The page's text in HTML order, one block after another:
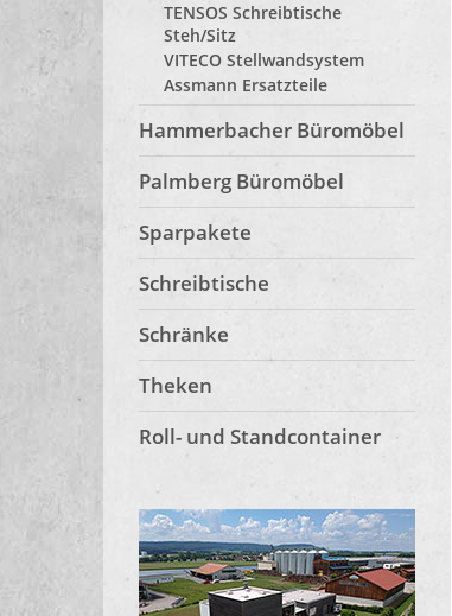
TENSOS Schreibtische
Steh/Sitz
VITECO Stellwandsystem
Assmann Ersatzteile
Hammerbacher Büromöbel
Palmberg Büromöbel
Sparpakete
Schreibtische
Schränke
Theken
Roll- und Standcontainer